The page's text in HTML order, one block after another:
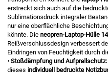
erstreckt sich auch auf die
Sublimationsdruck integraler
nur eine oberflächliche
könnte. Die neopren-Laptop-Hülle 14
Reißverschlussdesign verbessert
Eindringen von Feuchtigkeit durch
• Stoßdämpfung und Aufprallschutz:
dieses individuell bedruckte